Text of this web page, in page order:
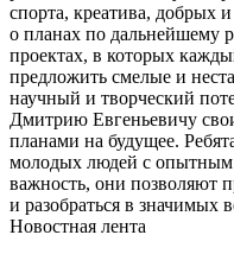
спорта, креатива, добрых
о планах по дальнейшему
проектах, в которых
предложить смелые и
научный и творческий
Дмитрию Евгеньевичу
планами на будущее.
молодых людей с
важность, они позволяют
и разобраться в значимых
Новостная лента